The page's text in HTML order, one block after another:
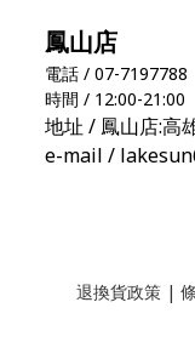
鳳山店
電話 / 07-7197788
時間 / 12:00-21:00
地址 / 鳳山店:高
e-mail /
退換貨政策 |